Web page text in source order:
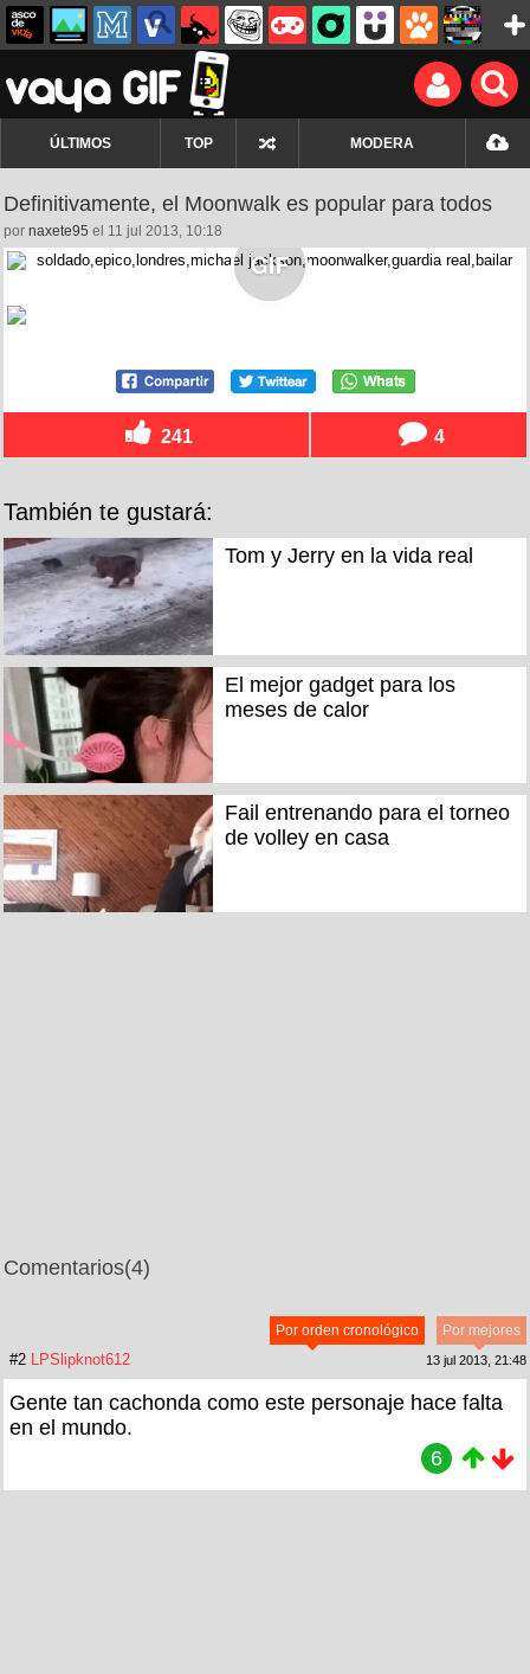
ÚLTIMOS TOP MODERA
Definitivamente, el Moonwalk es popular para todos
por naxete95 el 11 jul 2013, 10:18
241 4
También te gustará:
Tom y Jerry en la vida real
El mejor gadget para los
meses de calor
Fail entrenando para el torneo
de volley en casa
Comentarios(4)
Por mejores
Por orden cronológico
#2 LPSlipknot612 13 jul 2013, 21:48
Gente tan cachonda como este personaje hace falta
en el mundo.
6